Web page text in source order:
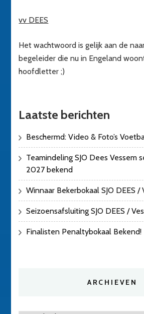
vv DEES
Het wachtwoord is gelijk aan de
begeleider die nu in Engeland
hoofdletter ;)
Laatste berichten
Beschermd: Video & Foto’s
Teamindeling SJO Dees Vessem
2027 bekend
Winnaar Bekerbokaal SJO DEES /
Seizoensafsluiting SJO DEES /
Finalisten Penaltybokaal Bekend!
ARCHIEVEN